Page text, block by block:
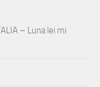
– Luna lei mi